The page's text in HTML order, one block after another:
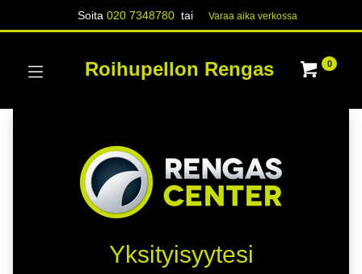
Soita020 7348780 tai Varaa aika verk​​​​ossa
Roihupellon Rengas 0
Yksityisyytesi